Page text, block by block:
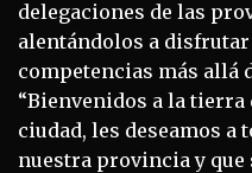
delegaciones de las
alentándolos a disfrutar
competencias más allá
“Bienvenidos a la tierra
ciudad, les deseamos a
nuestra provincia y que